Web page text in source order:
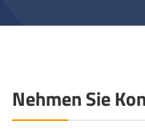
Nehmen Sie